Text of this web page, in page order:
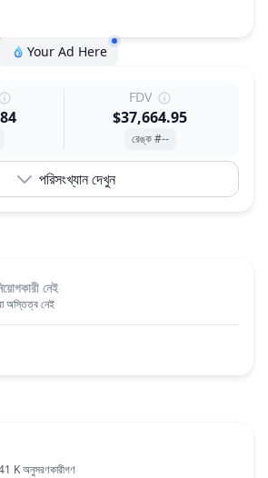
Your Ad Here
FDV
$37,664.95
রেঙ্ক #--
পরিসংখ্যান দেখুন
নেই
অস্তিত্ব নেই
Kঅনুসরণকারীগণ